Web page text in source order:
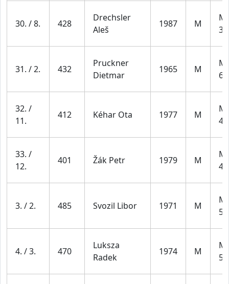
30. / 8. 428
Drechsler
Aleš
1987 M
31. / 2. 432
Pruckner
Dietmar
1965 M
32. /
11.
412 Kéhar Ota 1977 M
33. /
12.
401 Žák Petr 1979 M
3. / 2. 485 Svozil Libor 1971 M
4. / 3. 470
Luksza
Radek
1974 M